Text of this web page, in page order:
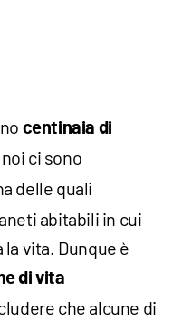
centinaia di
ci sono
delle quali
abitabili in cui
vita. Dunque è
di vita
che alcune di